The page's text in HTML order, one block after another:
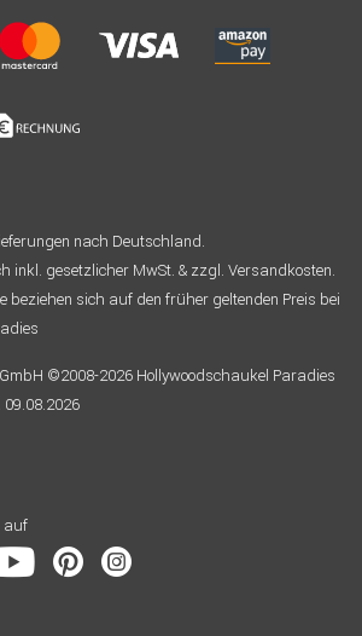
nach Deutschland.
inkl. gesetzlicher MwSt. & zzgl. Versandkosten.
beziehen sich auf den früher geltenden Preis bei
©2008-2026 Hollywoodschaukel Paradies
09.08.2026
auf